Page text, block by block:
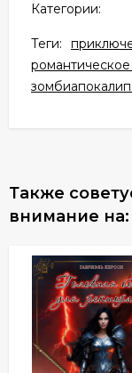
Категории:
Теги:
Также
внимание на: